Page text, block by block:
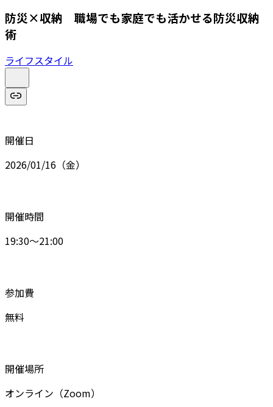
防災×収納 職場でも家庭でも活かせる防災収納
術
ライフスタイル
開催日
2026/01/16（金）
開催時間
19:30～21:00
参加費
無料
開催場所
オンライン（Zoom）